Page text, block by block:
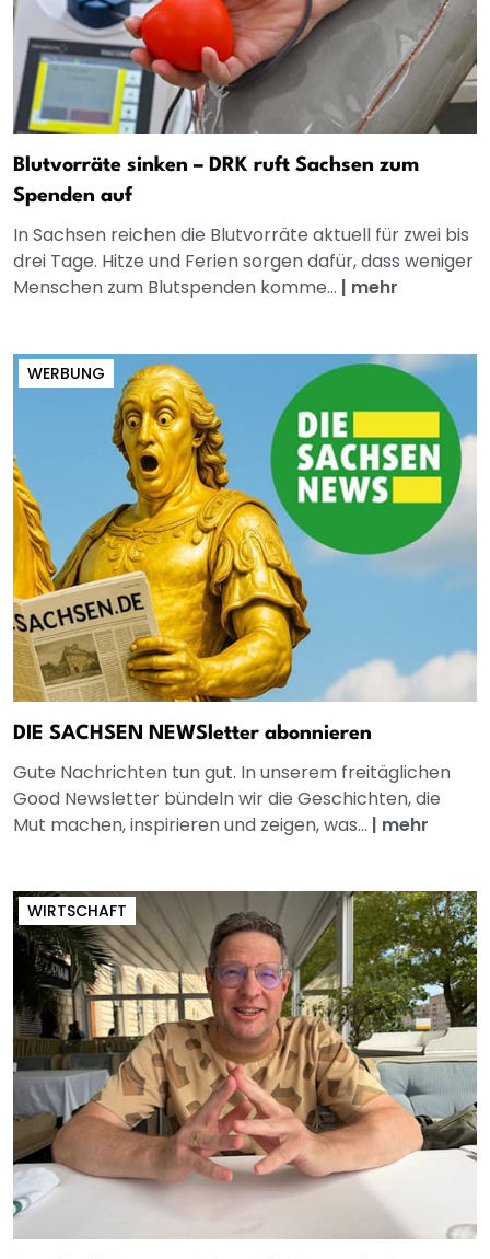
Blutvorräte sinken – DRK ruft Sachsen zum
Spenden auf
In Sachsen reichen die Blutvorräte aktuell für zwei bis
drei Tage. Hitze und Ferien sorgen dafür, dass weniger
Menschen zum Blutspenden komme... | mehr
WERBUNG
DIE SACHSEN NEWSletter abonnieren
Gute Nachrichten tun gut. In unserem freitäglichen
Good Newsletter bündeln wir die Geschichten, die
Mut machen, inspirieren und zeigen, was... | mehr
WIRTSCHAFT